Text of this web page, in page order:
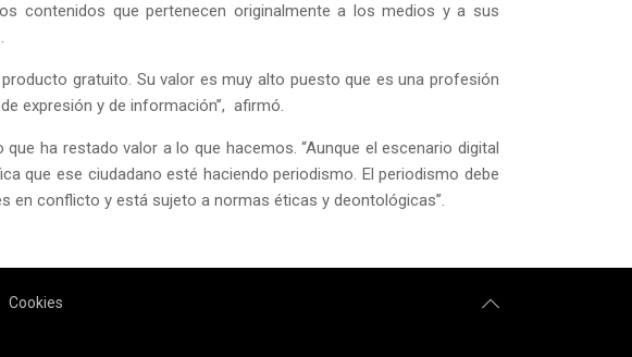
contenidos que pertenecen originalmente a los medios y a sus
gratuito. Su valor es muy alto puesto que es una profesión
expresión y de información”, afirmó.
ha restado valor a lo que hacemos. “Aunque el escenario digital
que ese ciudadano esté haciendo periodismo. El periodismo debe
en conflicto y está sujeto a normas éticas y deontológicas”.
Cookies